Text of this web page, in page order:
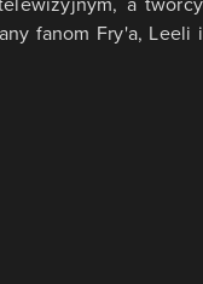
fanom Fry'a, Leeli i